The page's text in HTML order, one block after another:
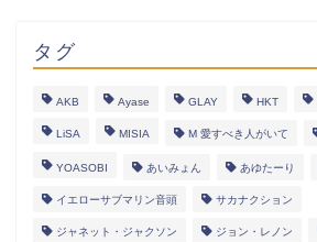
タグ
AKB Ayase GLAY HKT
LiSA MISIA M 愛すべき人がいて
YOASOBI あいみょん あゆたーり
イエローサブマリン音頭 サカナクション
ジャネット・ジャクソン ジョン・レノン